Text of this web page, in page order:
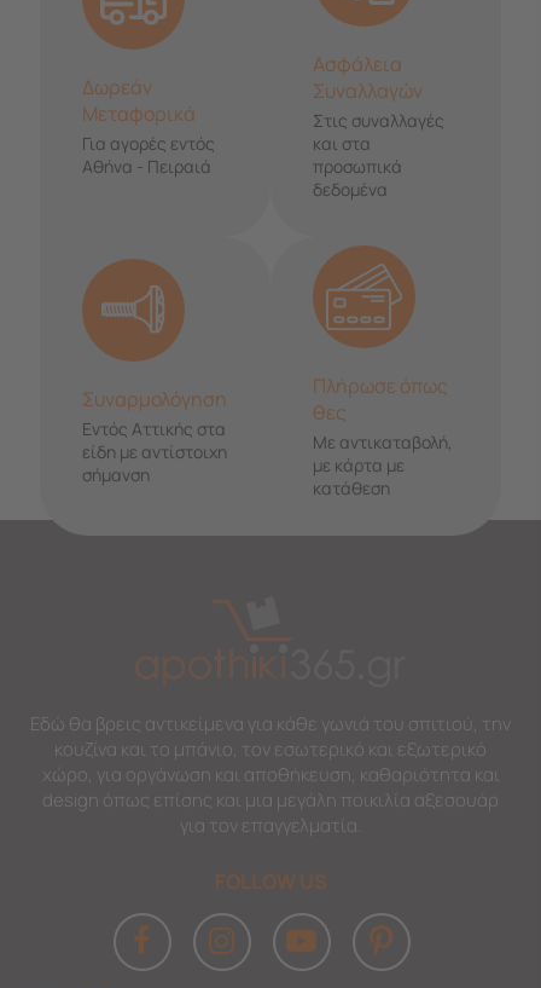
Δωρεάν
Μεταφορικά
Για αγορές εντός
Αθήνα - Πειραιά
Ασφάλεια
Συναλλαγών
Στις συναλλαγές
και στα
προσωπικά
δεδομένα
Συναρμολόγηση
Εντός Αττικής στα
είδη με αντίστοιχη
σήμανση
Πλήρωσε όπως
θες
Με αντικαταβολή,
με κάρτα με
κατάθεση
Εδώ θα βρεις αντικείμενα για κάθε γωνιά του σπιτιού, την
κουζίνα και το μπάνιο, τον εσωτερικό και εξωτερικό
χώρο, για οργάνωση και αποθήκευση, καθαριότητα και
design όπως επίσης και μια μεγάλη ποικιλία αξεσουάρ
για τον επαγγελματία.
FOLLOW US